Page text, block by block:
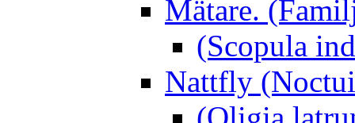
Mätare.
(Scopula
Nattfly